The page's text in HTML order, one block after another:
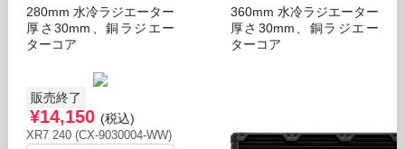
280mm 水冷ラジエーター
厚さ30mm、銅ラジエー
ターコア
360mm 水冷ラジエーター
厚さ30mm、銅ラジエー
ターコア
販売終了
¥14,150 (税込)
XR7 240 (CX-9030004-WW)